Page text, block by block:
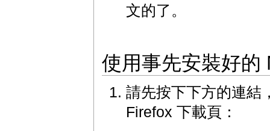
文的了。
使用事先安裝好的
請先按下下方的連結
Firefox 下載頁：